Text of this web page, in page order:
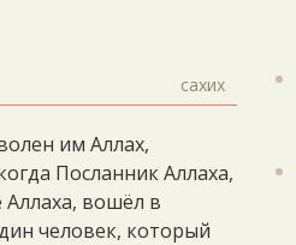
сахих
им Аллах,
Посланник Аллаха,
Аллаха, вошёл в
человек, который